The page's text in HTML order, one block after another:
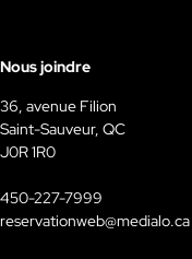
Nous joindre
36, avenue Filion
Saint-Sauveur, QC
J0R 1R0
450-227-7999
reservationweb@medialo.ca